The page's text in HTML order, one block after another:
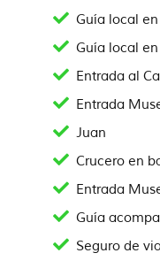
Guía local
Guía local
Entrada al
Entrada
Juan
Crucero en
Entrada
Guía
Seguro de